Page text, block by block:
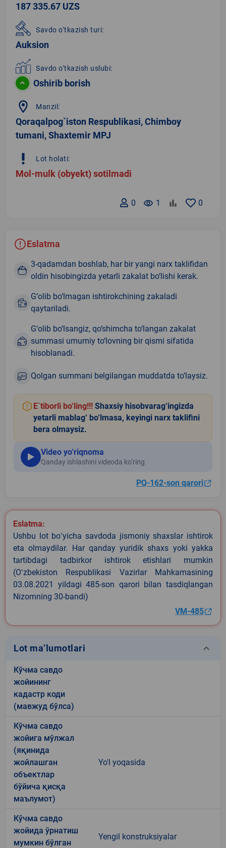
187 335.67 UZS
Savdo o‘tkazish turi:
Auksion
Savdo o‘tkazish uslubi:
Oshirib borish
location_on Manzil:
Qoraqalpog`iston Respublikasi, Chimboy
tumani, Shaxtemir MPJ
priority_high Lot holati:
Mol-mulk (obyekt) sotilmadi
0
remove_red_eye 1
0
Eslatma
3-qadamdan boshlab, har bir yangi narx taklifidan
oldin hisobingizda yetarli zakalat bo‘lishi kerak.
G‘olib bo‘lmagan ishtirokchining zakaladi
qaytariladi.
G‘olib bo‘lsangiz, qo‘shimcha to‘langan zakalat
summasi umumiy to‘lovning bir qismi sifatida
hisoblanadi.
Qolgan summani belgilangan muddatda to‘laysiz.
E`tiborli bo‘ling!!! Shaxsiy hisobvarag‘ingizda
yetarli mablag‘ bo‘lmasa, keyingi narx taklifini
bera olmaysiz.
Video yo‘riqnoma
Qanday ishlashini videoda ko‘ring
PQ-162-son qarori
Eslatma:
Ushbu lot boʻyicha savdoda jismoniy shaxslar ishtirok
eta olmaydilar. Har qanday yuridik shaxs yoki yakka
tartibdagi tadbirkor ishtirok etishlari mumkin
(Oʻzbekiston Respublikasi Vazirlar Mahkamasining
03.08.2021 yildagi 485-son qarori bilan tasdiqlangan
Nizomning 30-bandi)
VM-485
Lot ma’lumotlari keyboard_arrow_down
Кўчма савдо
жойининг
кадастр коди
(мавжуд бўлса)
Кўчма савдо
жойига мўлжал
(яқинида
жойлашган
объектлар
бўйича қисқа
маълумот)
Yo'l yoqasida
Кўчма савдо
жойида ўрнатиш
мумкин бўлган
Yengil konstruksiyalar